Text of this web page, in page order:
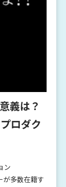
義は？
ロダク
ン
が多数在籍す